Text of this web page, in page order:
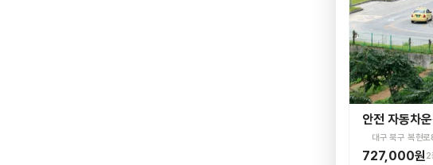
안전 자동차
대구 북구 복현로
727,000원2